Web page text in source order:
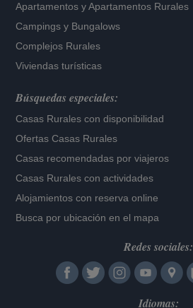
Apartamentos yApartamentos Rurales
Campings y Bungalows
Complejos Rurales
Viviendas turísticas
Búsquedas especiales:
Casas Rurales con disponibilidad
Ofertas Casas Rurales
Casas recomendadas por viajeros
Casas Rurales con actividades
Alojamientos con reserva online
Busca por ubicación en el mapa
Redes sociales:
Idiomas: